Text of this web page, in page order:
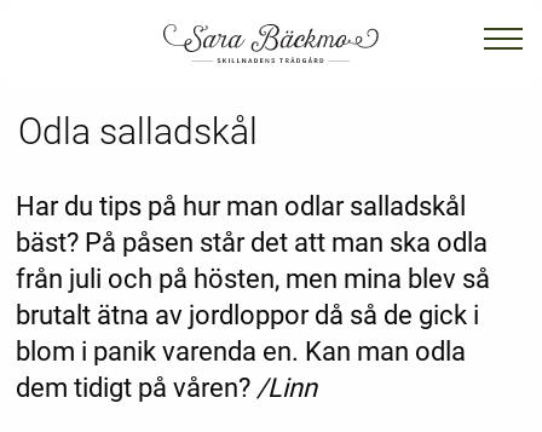
Odla salladskål
Har du tips på hur man odlar salladskål
bäst? På påsen står det att man ska odla
från juli och på hösten, men mina blev så
brutalt ätna av jordloppor då så de gick i
blom i panik varenda en. Kan man odla
dem tidigt på våren? /Linn